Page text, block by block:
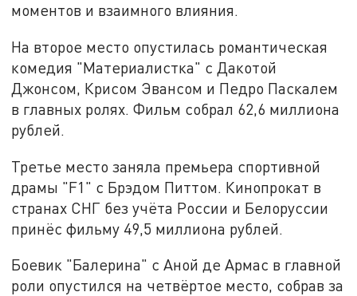
моментов и взаимного влияния.
На второе место опустилась романтическая
комедия "Материалистка" с Дакотой
Джонсом, Крисом Эвансом и Педро Паскалем
в главных ролях. Фильм собрал 62,6 миллиона
рублей.
Третье место заняла премьера спортивной
драмы "F1" с Брэдом Питтом. Кинопрокат в
странах СНГ без учёта России и Белоруссии
принёс фильму 49,5 миллиона рублей.
Боевик "Балерина" с Аной де Армас в главной
роли опустился на четвёртое место, собрав за